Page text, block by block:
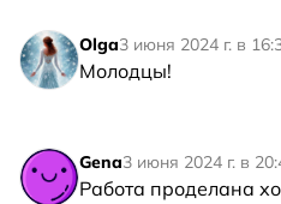
Olga3 июня 2024 г. в
Молодцы!
Gena3 июня 2024 г. в
Работа проделана